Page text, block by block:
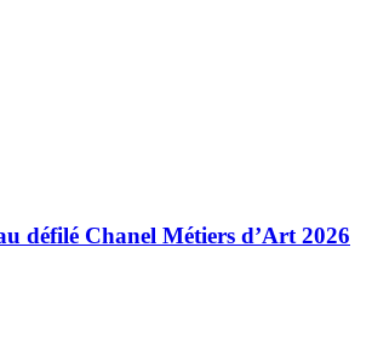
défilé Chanel Métiers d’Art 2026